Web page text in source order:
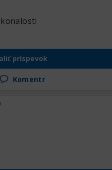
príspevok
Komentr